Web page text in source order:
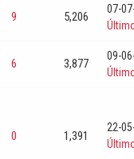
9 5,206
07-
6 3,877
09-
0 1,391
22-